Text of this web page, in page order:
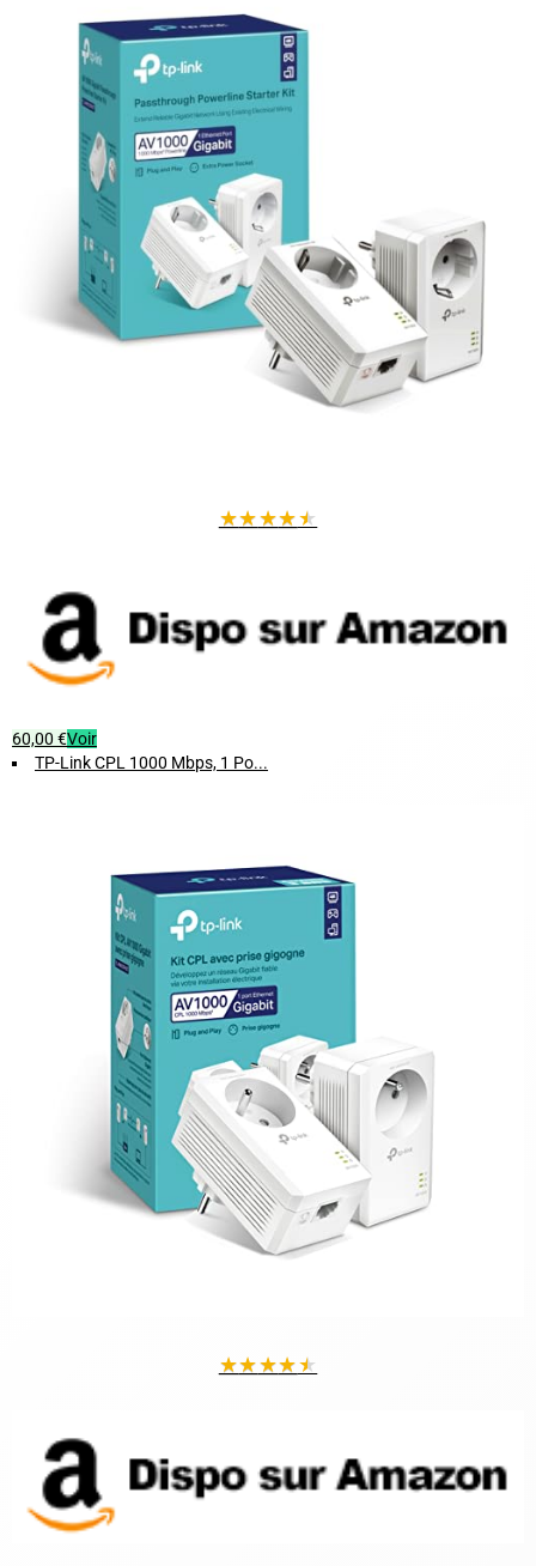
pouvez brancher d'autres appareils à proximité.
Pourquoi choisir ce kit CPL ?
Avec la technologie OFDM (PLC), ce kit garantit une transmission
stable et puissante, évitant les interférences typiques des réseaux Wi-
Fi. La prise intégrée optimise l'usage de vos prises murales tout en
conservant un débit maximal.
Caractéristiques techniques :
Couleur : Blanc
Poids : 330 grammes (0,33 kg)
Compatible avec toutes les box Internet
★★★★★
60,00 €Voir
TP-Link CPL 1000 Mbps, 1 Po...
★★★★★